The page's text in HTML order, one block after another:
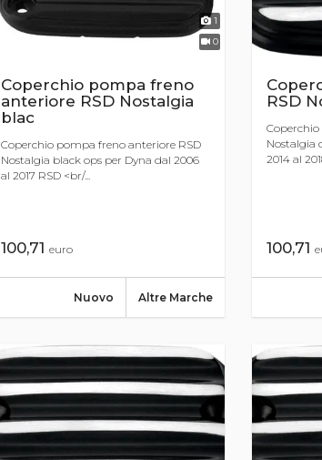
1
0
Coperchio pompa freno
anteriore RSD Nostalgia
blac
Coperchio pompa freno anteriore RSD
Nostalgia black ops per Dyna dal 2006
al 2017 RSD <br/...
100,71 euro
Altre Marche
Nuovo
RSD
Nostalgia
2014 al
100,71